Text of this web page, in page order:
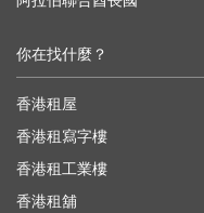
你在找什麼？
香港租屋
香港租寫字樓
香港租工業樓
香港租舖